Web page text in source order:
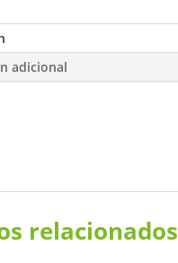
adicional
relacionados